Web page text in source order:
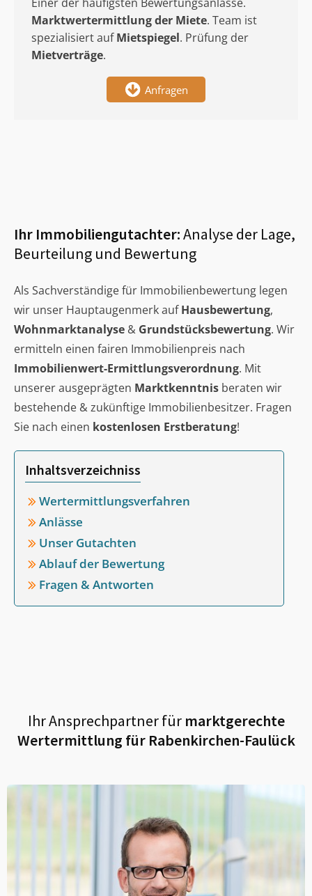
Marktwertermittlungder Miete. Team ist
spezialisiert aufMietspiegel. Prüfung der
Mietverträge.
Anfragen
Ihr Immobiliengutachter:Analyse der Lage,
Beurteilung und Bewertung
Als Sachverständige für Immobilienbewertung legen
wir unser Hauptaugenmerk aufHausbewertung,
Wohnmarktanalyse & Grundstücksbewertung. Wir
ermitteln einen fairen Immobilienpreis nach
Immobilienwert-Ermittlungsverordnung. Mit
unserer ausgeprägten Marktkenntnis beraten wir
bestehende & zukünftige Immobilienbesitzer. Fragen
Sie nach einen kostenlosen Erstberatung!
Inhaltsverzeichniss
Wertermittlungsverfahren
Anlässe
Unser Gutachten
Ablauf der Bewertung
Fragen & Antworten
Ihr Ansprechpartner fürmarktgerechte
Wertermittlung für Rabenkirchen-Faulück